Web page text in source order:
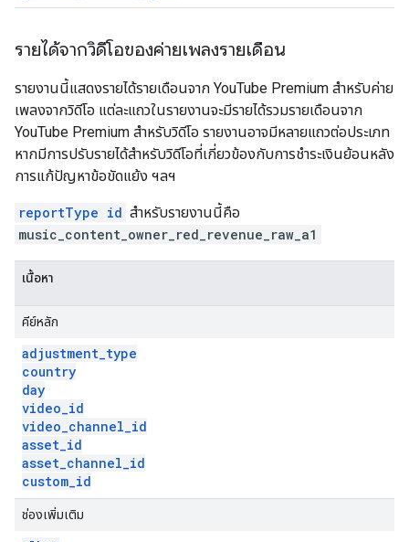
รายได้จากวิดีโอของค่ายเพลงรายเดือน
รายงานนี้แสดงรายได้รายเดือนจาก YouTube Premium สำหรับค่าย
เพลงจากวิดีโอ แต่ละแถวในรายงานจะมีรายได้รวมรายเดือนจาก
YouTube Premium สำหรับวิดีโอ รายงานอาจมีหลายแถวต่อประเภท
หากมีการปรับรายได้สำหรับวิดีโอที่เกี่ยวข้องกับการชำระเงินย้อนหลัง
การแก้ปัญหาข้อขัดแย้ง ฯลฯ
reportType id สำหรับรายงานนี้คือ
music_content_owner_red_revenue_raw_a1
เนื้อหา
คีย์หลัก
adjustment_type
country
day
video_id
video_channel_id
asset_id
asset_channel_id
custom_id
ช่องเพิ่มเติม